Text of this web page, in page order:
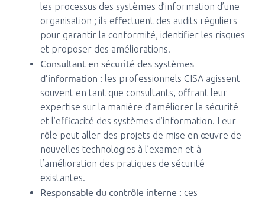
les processus des systèmes d’information d’une
organisation ; ils effectuent des audits réguliers
pour garantir la conformité, identifier les risques
et proposer des améliorations.
Consultant en sécurité des systèmes
d’information : les professionnels CISA agissent
souvent en tant que consultants, offrant leur
expertise sur la manière d’améliorer la sécurité
et l’efficacité des systèmes d’information. Leur
rôle peut aller des projets de mise en œuvre de
nouvelles technologies à l’examen et à
l’amélioration des pratiques de sécurité
existantes.
Responsable du contrôle interne : ces